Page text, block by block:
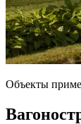
Объекты